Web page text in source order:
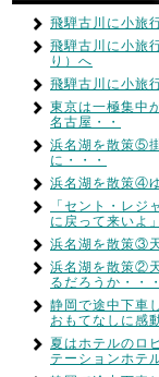
飛騨古川に小旅
飛騨古川に小旅
り）へ
飛騨古川に小旅
東京は一極集中
名古屋・・
浜名湖を散策⑤
に・・・
浜名湖を散策④
「セント・レ
に戻って来いよ
浜名湖を散策③
浜名湖を散策②
るだろうか・・・
静岡で途中下車
おもてなしに感
夏はホテルのロ
テーションホテル